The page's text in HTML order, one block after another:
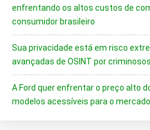
enfrentando os altos custos de
consumidor brasileiro
Sua privacidade está em risco
avançadas de OSINT por
A Ford quer enfrentar o preço alto
modelos acessíveis para o